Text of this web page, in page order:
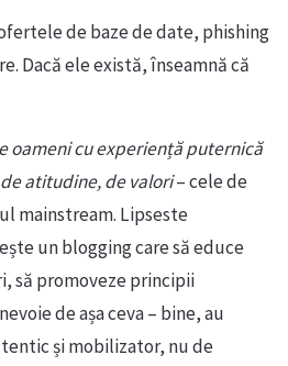
de baze de date, phishing
Dacă ele există, înseamnă că
oameni cu experiență puternică
atitudine, de valori– cele de
mainstream. Lipseste
un blogging care să educe
să promoveze principii
de așa ceva – bine, au
și mobilizator, nu de